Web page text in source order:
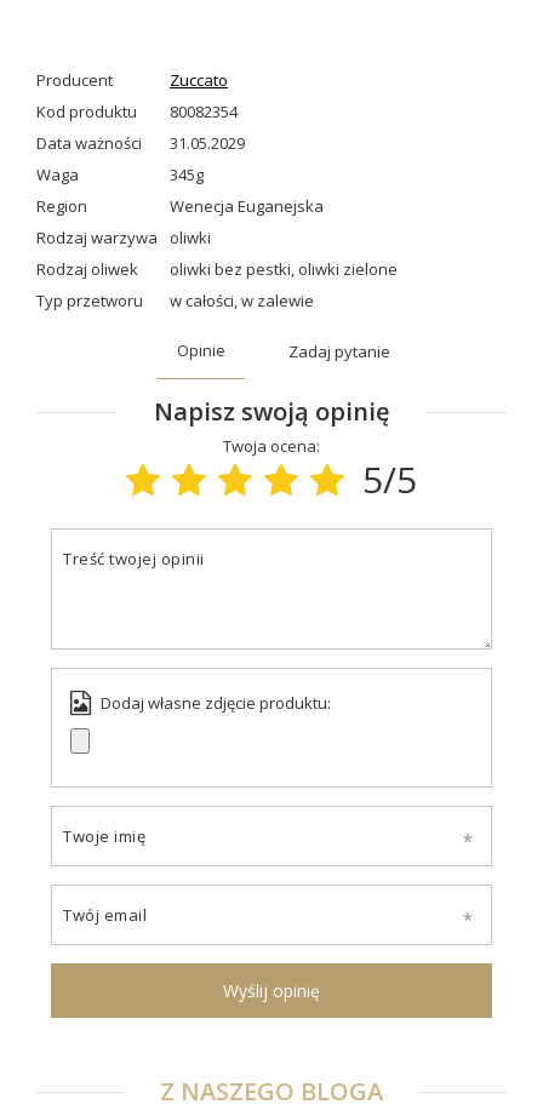
Producent
Zuccato
Kod produktu
80082354
Data ważności
31.05.2029
Waga
345g
Region
Wenecja Euganejska
Rodzaj warzywa
oliwki
Rodzaj oliwek
oliwki bez pestki, oliwki zielone
Typ przetworu
w całości,w zalewie
Opinie Zadaj pytanie
Napisz swoją opinię
Twoja ocena:
5/5
Treść twojej opinii
Dodaj własne zdjęcie produktu:
Twoje imię
Twój email
Wyślij opinię
Z NASZEGO BLOGA